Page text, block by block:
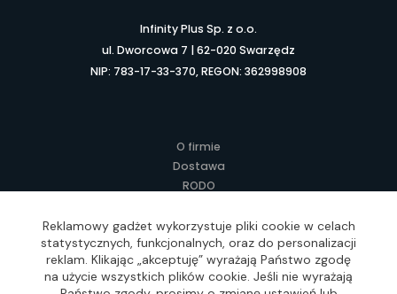
Infinity Plus Sp. z o.o.
ul. Dworcowa 7 | 62-020 Swarzędz
NIP: 783-17-33-370, REGON: 362998908
O firmie
Dostawa
RODO
Regulamin
Lokalne Gadżety Reklamowe
Jak zamawiać?
Słownik pojęć
Reklamowy gadżet wykorzystuje pliki cookie w celach
statystycznych, funkcjonalnych, oraz do personalizacji
reklam. Klikając „akceptuję” wyrażają Państwo zgodę
na użycie wszystkich plików cookie. Jeśli nie wyrażają